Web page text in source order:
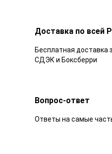
Доставка по всей
Бесплатная доставка
СДЭК и Боксберри
Вопрос-ответ
Ответы на самые